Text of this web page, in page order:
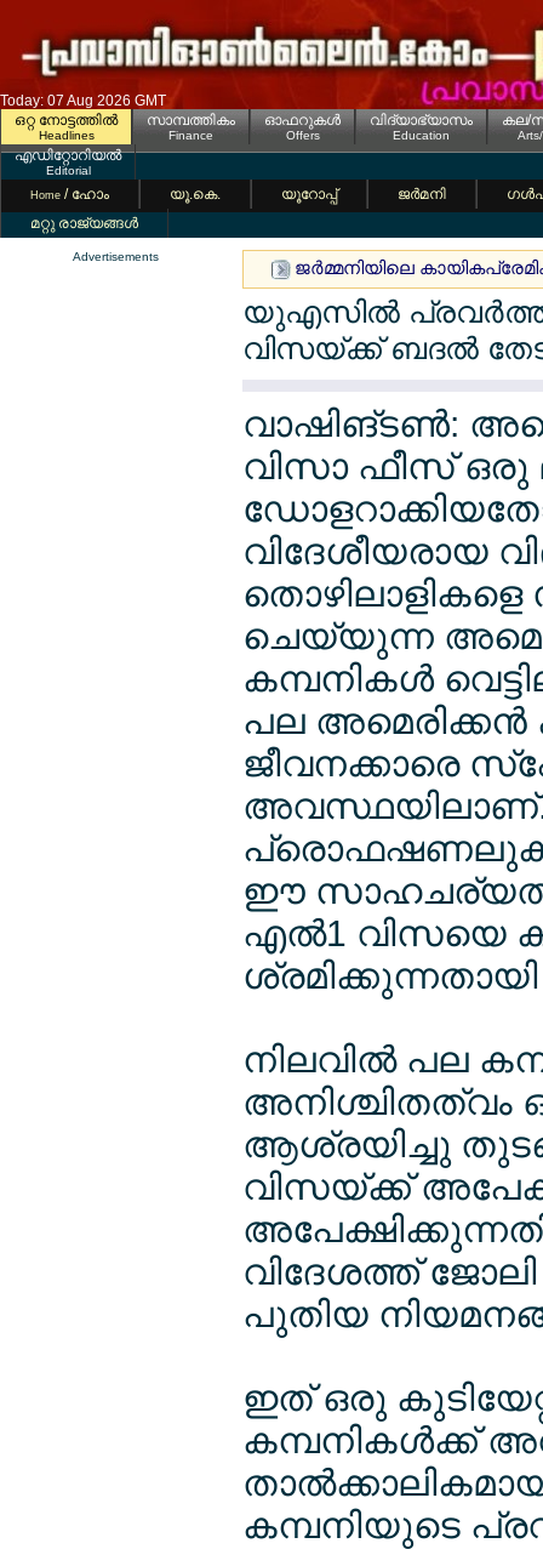
Today: 07 Aug 2026 GMT
ഒറ്റ നോട്ടത്തില്‍
Headlines
സാമ്പത്തികം
Finance
ഓഫറുകള്‍
Offers
വിദ്യാഭ്യാസം
Education
കല/
എഡിറ്റോറിയല്‍
Editorial
Home / ഹോം യൂ.കെ. യൂറോപ്പ് ജര്‍മനി
മറ്റു രാജ്യങ്ങള്‍
Advertisements
ജര്‍മ്മനിയിലെ
യുഎസില്‍
വിസയ്ക്ക് ബദല്‍
വാഷിങ്ടണ്‍:
വിസാ ഫീസ് ഒരു
വിദേശീയരായ
ചെയ്യുന്ന
കമ്പനികള്‍
പല അമെരിക്കന്‍
ജീവനക്കാരെ
അവസ്ഥയിലാണ്.
ഈ
എല്‍1 വിസയെ
ശ്രമിക്കുന്നതായി
നിലവില്‍ പല
അനിശ്ചിതത്വം
ആശ്രയിച്ചു
വിസയ്ക്ക്
വിദേശത്ത്
പുതിയ
ഇത് ഒരു
കമ്പനികള്‍ക്ക്
കമ്പനിയുടെ